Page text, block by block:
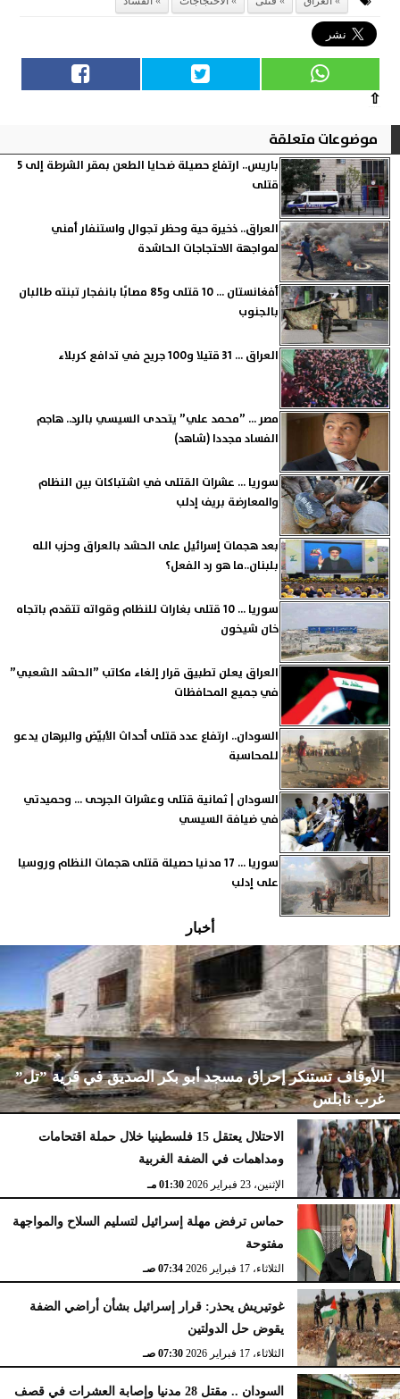
⇧
موضوعات متعلقة
باريس.. ارتفاع حصيلة ضحايا الطعن بمقر الشرطة إلى 5
قتلى
العراق.. ذخيرة حية وحظر تجوال واستنفار أمني
لمواجهة الاحتجاجات الحاشدة
أفغانستان ... 10 قتلى و85 مصابًا بانفجار تبنته طالبان
بالجنوب
العراق ... 31 قتيلا و100 جريح في تدافع كربلاء
مصر ... ”محمد علي” يتحدى السيسي بالرد.. هاجم
الفساد مجددا (شاهد)
سوريا ... عشرات القتلى في اشتباكات بين النظام
والمعارضة بريف إدلب
بعد هجمات إسرائيل على الحشد بالعراق وحزب الله
بلبنان..ما هو رد الفعل؟
سوريا ... 10 قتلى بغارات للنظام وقواته تتقدم باتجاه
خان شيخون
العراق يعلن تطبيق قرار إلغاء مكاتب ”الحشد الشعبي”
في جميع المحافظات
السودان.. ارتفاع عدد قتلى أحداث الأبيّض والبرهان يدعو
للمحاسبة
السودان | ثمانية قتلى وعشرات الجرحى ... وحميدتي
في ضيافة السيسي
سوريا ... 17 مدنيا حصيلة قتلى هجمات النظام وروسيا
على إدلب
أخبار
الأوقاف تستنكر إحراق مسجد أبو بكر الصديق في قرية ”تل”
غرب نابلس
الإثنين، 23 فبراير 2026 02:15 مـ
الاحتلال يعتقل 15 فلسطينيا خلال حملة اقتحامات
ومداهمات في الضفة الغربية
الإثنين، 23 فبراير 2026 01:30 مـ
حماس ترفض مهلة إسرائيل لتسليم السلاح والمواجهة
مفتوحة
الثلاثاء، 17 فبراير 2026 07:34 صـ
غوتيريش يحذر: قرار إسرائيل بشأن أراضي الضفة
يقوض حل الدولتين
الثلاثاء، 17 فبراير 2026 07:30 صـ
السودان .. مقتل 28 مدنيا وإصابة العشرات في قصف